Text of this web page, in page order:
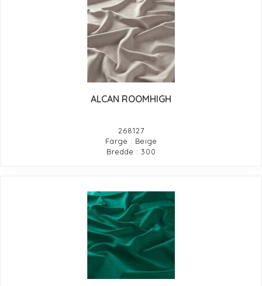
ALCAN ROOMHIGH
268127
Farge : Beige
Bredde : 300